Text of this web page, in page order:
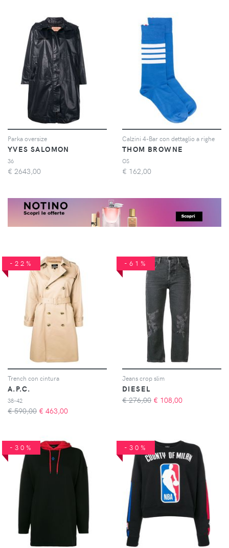
Parka oversize
YVES SALOMON
36
€ 2643,00
Calzini 4-Bar con dettaglio a righe
THOM BROWNE
OS
€ 162,00
-22%
Trench con cintura
A.P.C.
38-42
€ 590,00 € 463,00
-61%
Jeans crop slim
DIESEL
€ 276,00 € 108,00
-30% -30%